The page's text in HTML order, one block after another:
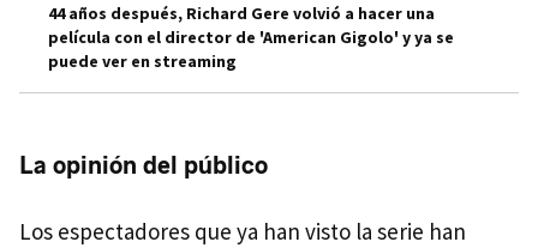
44 años después, Richard Gere volvió a hacer una
película con el director de 'American Gigolo' y ya se
puede ver en streaming
La opinión del público
Los espectadores que ya han visto la serie han